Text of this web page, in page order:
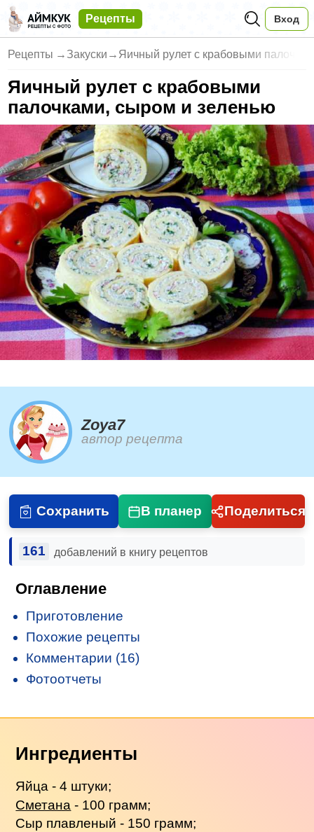
Рецепты Вход
Рецепты → Закуски → Яичный рулет с крабовыми палоч
Яичный рулет с крабовыми
палочками, сыром и зеленью
Zoya7
автор рецепта
Сохранить В планер Поделиться
161 добавлений в книгу рецептов
Оглавление
Приготовление
Похожие рецепты
Комментарии (16)
Фотоотчеты
Ингредиенты
Яйца - 4 штуки;
Сметана - 100 грамм;
Сыр плавленый - 150 грамм;